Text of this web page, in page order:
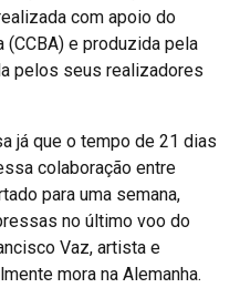
com apoio do
(CCBA) e produzida pela
pelos seus realizadores
já que o tempo de 21 dias
colaboração entre
para uma semana,
no último voo do
Vaz, artista e
mora na Alemanha.